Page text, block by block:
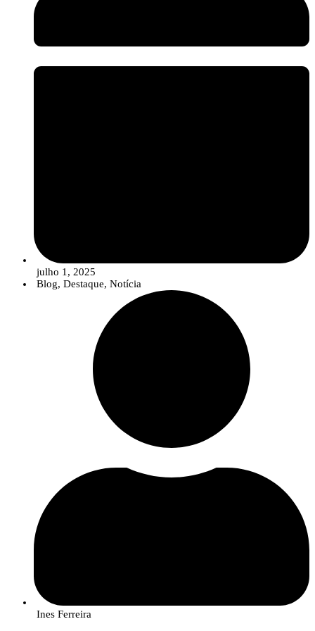
por ter proporcionado uma troca de experiências tão valiosa e inspiradora na
julho 1, 2025
Blog, Destaque, Notícia
Ines Ferreira